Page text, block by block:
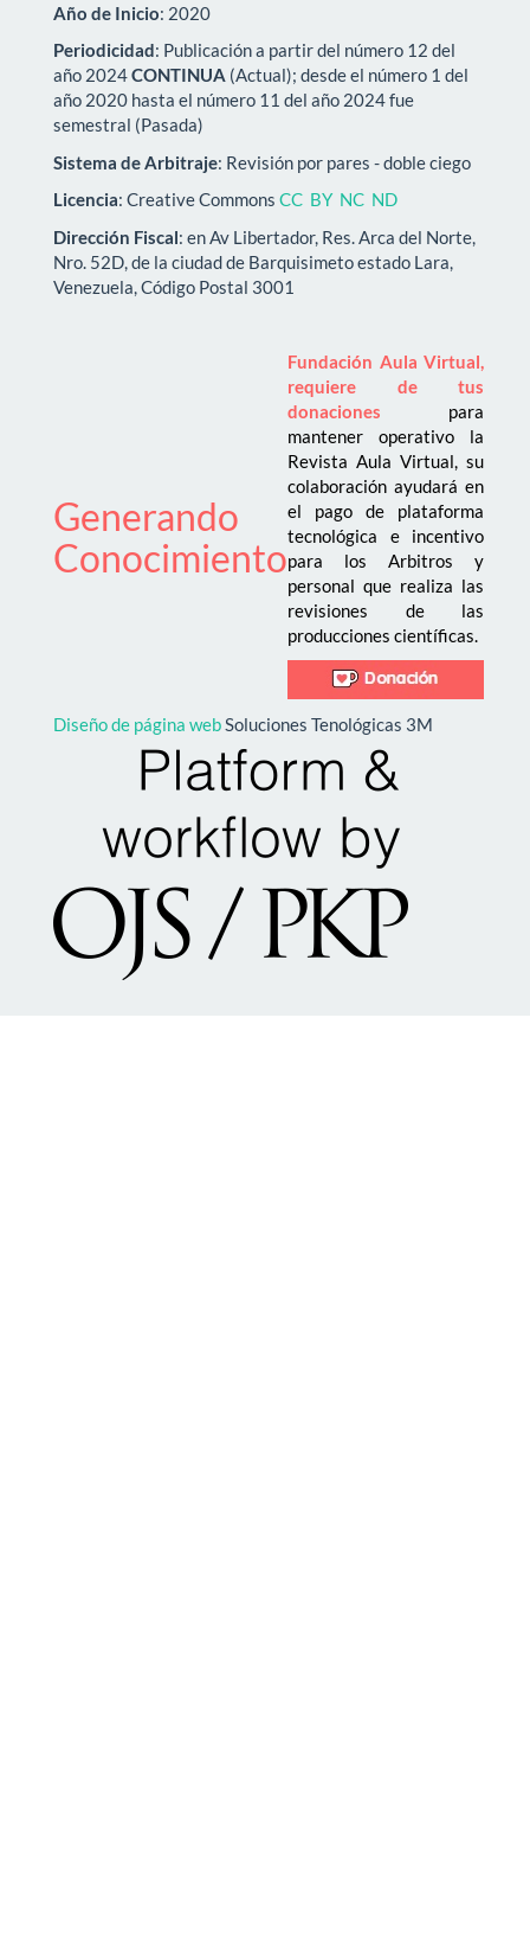
Año de Inicio: 2020
Periodicidad: Publicación a partir del número 12 del
año 2024CONTINUA (Actual); desde el número 1 del
año 2020 hasta el número 11 del año 2024 fue
semestral (Pasada)
Sistema de Arbitraje: Revisión por pares - doble ciego
Licencia: Creative Commons CC BY NC ND
Dirección Fiscal: en Av Libertador, Res. Arca del Norte,
Nro. 52D, de la ciudad de Barquisimeto estado Lara,
Venezuela, Código Postal 3001
Generando
Conocimiento
Fundación Aula Virtual,
requiere de tus
donaciones
para
mantener operativo la
Revista Aula Virtual, su
colaboración ayudará en
el pago de plataforma
tecnológica e incentivo
para los Arbitros y
personal que realiza las
revisiones de las
producciones científicas.
Diseño de página webSoluciones Tenológicas 3M